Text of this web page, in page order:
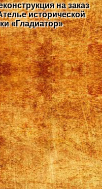
на заказ
исторической
«Гладиатор»